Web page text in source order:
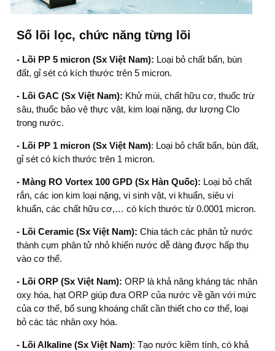
Số lõi lọc, chức năng từng lõi
- Lõi PP 5 micron (Sx Việt Nam): Loại bỏ chất bẩn, bùn
đất, gỉ sét có kích thước trên 5 micron.
- Lõi GAC (Sx Việt Nam): Khử mùi, chất hữu cơ, thuốc trừ
sâu, thuốc bảo vệ thực vật, kim loại nặng, dư lượng Clo
trong nước.
- Lõi PP 1 micron (Sx Việt Nam): Loại bỏ chất bẩn, bùn đất,
gỉ sét có kích thước trên 1 micron.
- Màng RO Vortex 100 GPD (Sx Hàn Quốc): Loại bỏ chất
rắn, các ion kim loại nặng, vi sinh vật, vi khuẩn, siêu vi
khuẩn, các chất hữu cơ,… có kích thước từ 0.0001 micron.
- Lõi Ceramic (Sx Việt Nam): Chia tách các phân tử nước
thành cụm phân tử nhỏ khiến nước dễ dàng được hấp thụ
vào cơ thể.
- Lõi ORP (Sx Việt Nam): ORP là khả năng kháng tác nhân
oxy hóa, hạt ORP giúp đưa ORP của nước về gần với mức
của cơ thể, bổ sung khoáng chất cần thiết cho cơ thể, loại
bỏ các tác nhân oxy hóa.
- Lõi Alkaline (Sx Việt Nam): Tạo nước kiềm tính, có khả